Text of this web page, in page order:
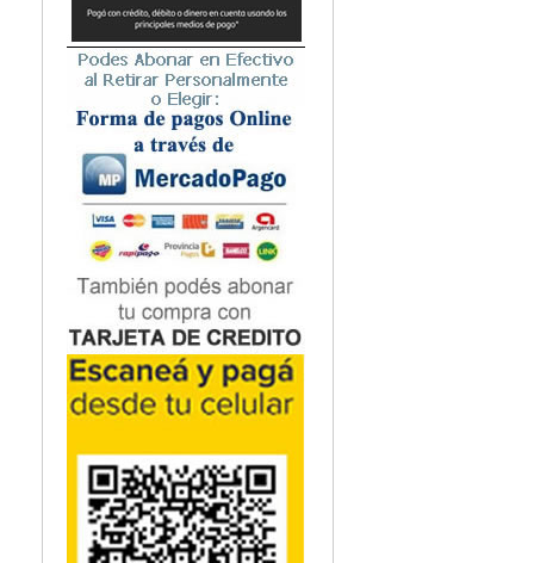
Medicina Interna
Microbiología
Nefrología
Neonatología / Pediatría
Neumología
Neuroanatomía / Neurociencia
Neurocirugía
Neurología
Nutrición
Odontología
Oftalmología
Oncología / Cuidados Paliativos
Ortopedía / Traumatología
Osteopatía
Otorrinolaringología
Podología
Psicología
Psiquiatría
Química